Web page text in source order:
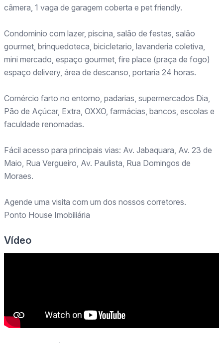
câmera, 1 vaga de garagem coberta e pet friendly.
Condominio com lazer, piscina, salão de festas, salão
gourmet, brinquedoteca, bicicletario, lavanderia coletiva,
mini mercado, espaço gourmet, fire place (praça de fogo)
espaço delivery, área de descanso, portaria 24 horas.
Comércio farto no entorno, padarias, supermercados Dia,
Pão de Açúcar, Extra, OXXO, farmácias, bancos, escolas e
faculdade renomadas.
Fácil acesso para principais vias: Av. Jabaquara, Av. 23 de
Maio, Rua Vergueiro, Av. Paulista, Rua Domingos de
Moraes.
Agende uma visita com um dos nossos corretores.
Ponto House Imobiliária
Vídeo